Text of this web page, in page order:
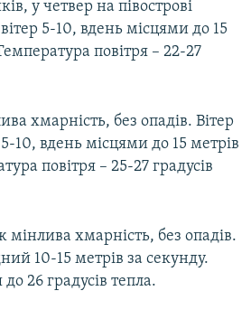
у четвер на півострові
5-10, вдень місцями до 15
повітря – 22-27
хмарність, без опадів. Вітер
10, вдень місцями до 15 метрів
повітря – 25-27 градусів
мінлива хмарність, без опадів.
10-15 метрів за секунду.
до 26 градусів тепла.